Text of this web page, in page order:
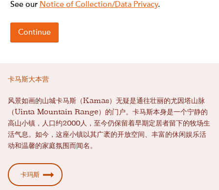
卡马斯大本营
风景如画的山城卡马斯（Kamas）无疑是通往壮丽的尤因塔山脉
（Uinta Mountain Range）的门户。卡马斯本身是一个宁静的
高山小镇，人口约2000人，至今仍保留着早期定居者留下的牧场生
活气息。如今，这座小镇以其广袤的开放空间、丰富的休闲娱乐活
动和温馨的家庭氛围而闻名。
卡玛斯